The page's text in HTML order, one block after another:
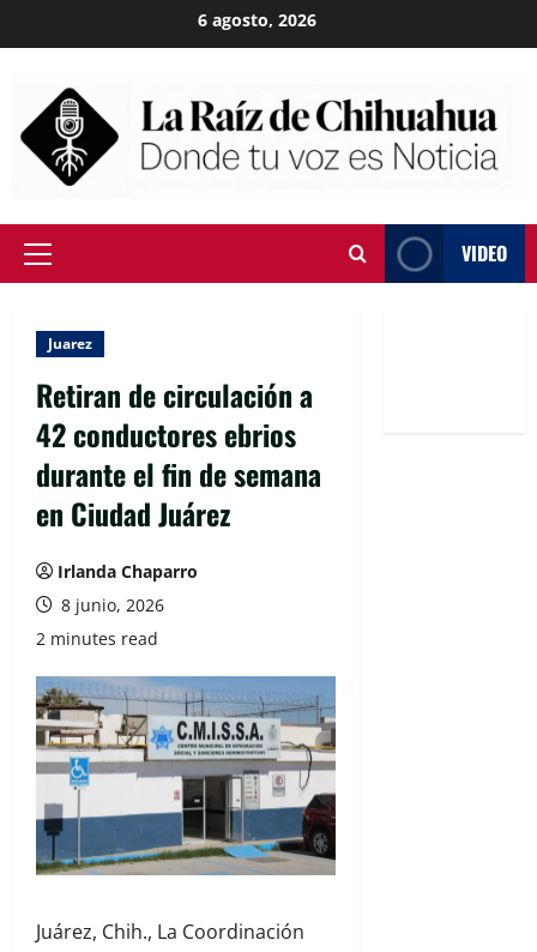
to
6 agosto, 2026
Primary
VIDEO
Juarez
Retiran de circulación a
42 conductores ebrios
durante el fin de semana
en Ciudad Juárez
Irlanda Chaparro
8 junio, 2026
2 minutes read
Juárez, Chih., La Coordinación